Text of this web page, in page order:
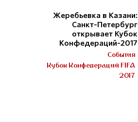
Жеребьевка в Казани:
Санкт-Петербург
открывает Кубок
Конфедераций-2017
События
Кубок Конфедераций FIFA
2017